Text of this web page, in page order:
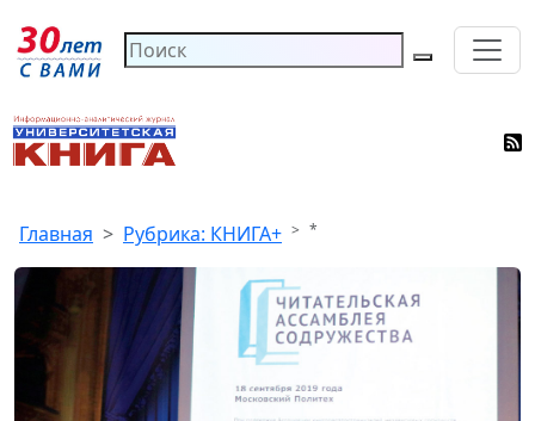
Главная Рубрика: КНИГА+ *